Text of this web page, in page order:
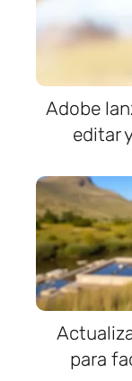
Adobe
editar
para